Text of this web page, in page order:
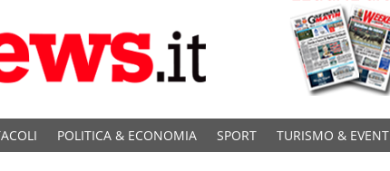
POLITICA & ECONOMIA SPORT TURISMO &